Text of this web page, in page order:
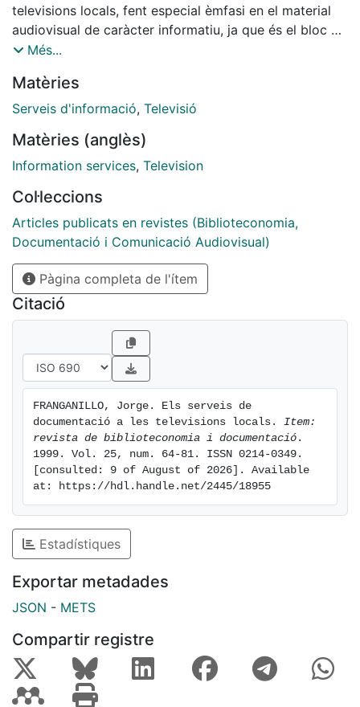
televisions locals, fent especial èmfasi en el material
audiovisual de caràcter informatiu, ja que és el bloc de
programació amb més demanda de documentació per
altres tipus de documentació. Es fan recomanacions
quant al tractament, la gestió i l¿ús de la
documental, tenint presents les particularitats de la
televisió local pel que fa a recursos econòmics,
Més...
Matèries
Serveis d'informació, Televisió
Matèries (anglès)
Information services, Television
Col·leccions
Articles publicats en revistes (Biblioteconomia,
Documentació i Comunicació Audiovisual)
Pàgina completa de l'ítem
Citació
FRANGANILLO, Jorge. Els serveis de
documentació a les televisions locals. Item:
revista de biblioteconomia i documentació .
1999. Vol. 25, num. 64-81. ISSN 0214-0349.
[consulted: 9 of August of 2026]. Available
at: https://hdl.handle.net/2445/18955
Estadístiques
Exportar metadades
JSON - METS
Compartir registre